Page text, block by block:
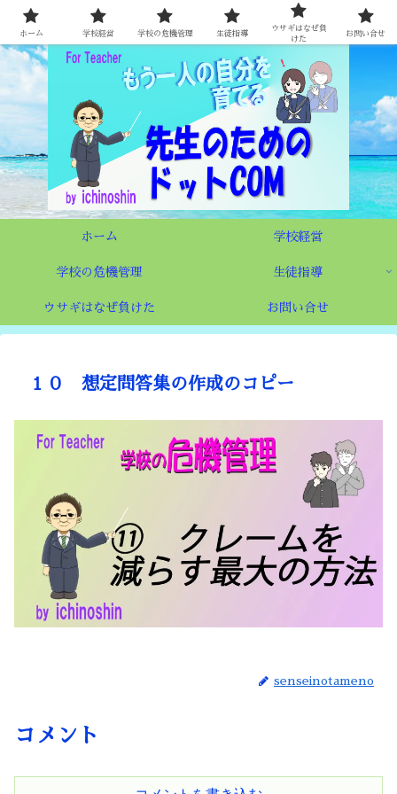
時代が求める学校づくり 〜もう一人の自分を育てる先生たちへ〜
ホーム 学校経営
学校の危機管理 生徒指導
ウサギはなぜ負けた お問い合せ
１０ 想定問答集の作成のコピー
senseinotameno
コメント
ホーム 学校経営 学校の危機管理 生徒指導
ウサギはなぜ負
けた
お問い合せ